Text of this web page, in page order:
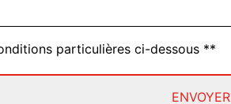
particulières ci-dessous **
ENVOYER